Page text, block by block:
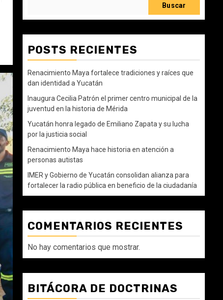
Buscar
POSTS RECIENTES
Renacimiento Maya fortalece tradiciones y raíces que
dan identidad a Yucatán
Inaugura Cecilia Patrón el primer centro municipal de la
juventud en la historia de Mérida
Yucatán honra legado de Emiliano Zapata y su lucha
por la justicia social
Renacimiento Maya hace historia en atención a
personas autistas
IMER y Gobierno de Yucatán consolidan alianza para
fortalecer la radio pública en beneficio de la ciudadanía
COMENTARIOS RECIENTES
No hay comentarios que mostrar.
BITÁCORA DE DOCTRINAS